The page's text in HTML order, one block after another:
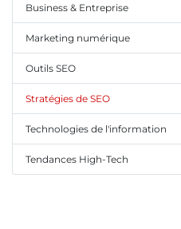
Business & Entreprise
Marketing numérique
Outils SEO
Stratégies de SEO
Technologies de l'information
Tendances High-Tech